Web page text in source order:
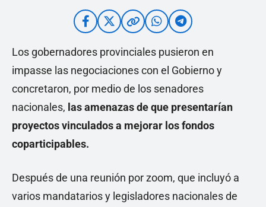
Los gobernadores provinciales pusieron en
impasse las negociaciones con el Gobierno y
concretaron, por medio de los senadores
nacionales, las amenazas de que presentarían
proyectos vinculados a mejorar los fondos
coparticipables.
Después de una reunión por zoom, que incluyó a
varios mandatarios y legisladores nacionales de